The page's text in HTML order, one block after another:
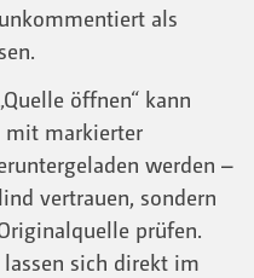
als
öffnen“ kann
mit markierter
werden –
vertrauen, sondern
prüfen.
sich direkt im